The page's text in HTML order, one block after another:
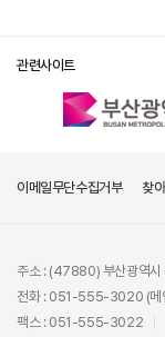
관련사이트
이메일무단수집거부 찾
주소 : (47880) 부산광역시
전화 : 051-555-3020 (메
팩스 : 051-555-3022